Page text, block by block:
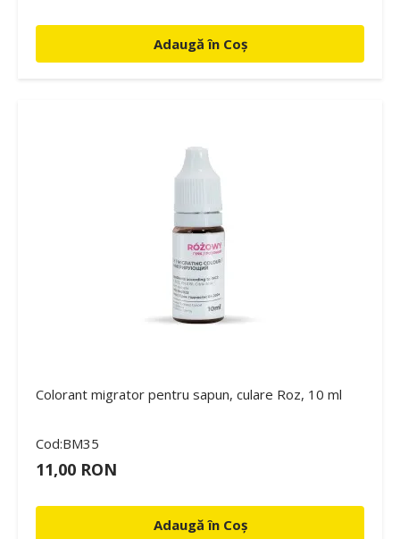
Adaugă în Coș
Colorant migrator pentru sapun, culare Roz, 10 ml
Cod:BM35
11,00 RON
Adaugă în Coș